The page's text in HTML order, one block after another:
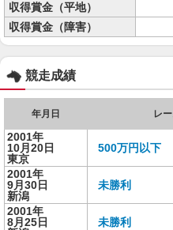
収得賞金（平地）
収得賞金（障害）
競走成績
年月日 レ
2001年
10月20日
東京
500万円以下
2001年
9月30日
新潟
未勝利
2001年
8月25日
未勝利